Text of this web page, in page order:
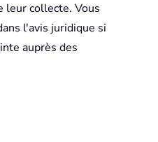
leur collecte. Vous
l'avis juridique si
auprès des